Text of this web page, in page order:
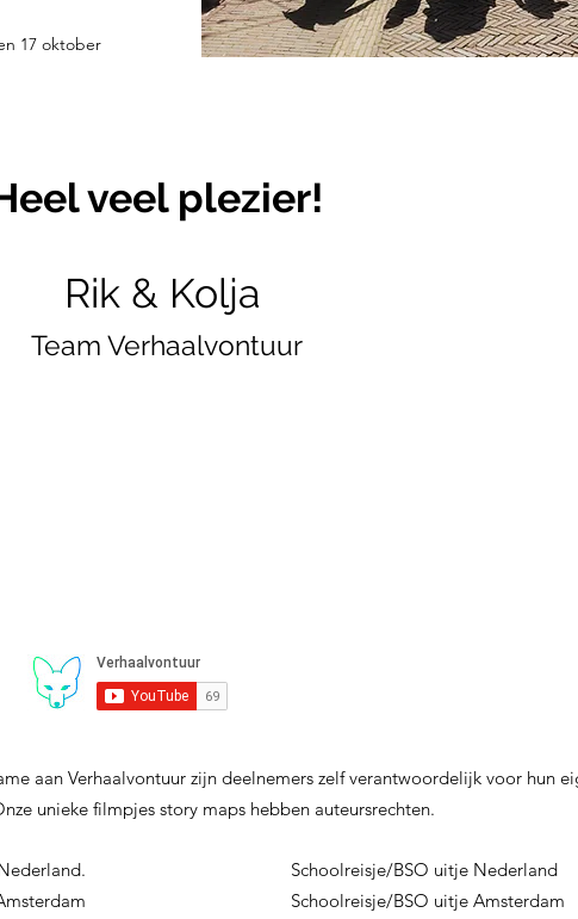
17 oktober
veel plezier!
Rik & Kolja
Team Verhaalvontuur
aan Verhaalvontuur zijn deelnemers zelf verantwoordelijk voor hun
unieke filmpjes story maps hebben auteursrechten.
Schoolreisje/BSO uitje
Schoolreisje/BSO uitje Amsterdam